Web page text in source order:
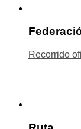
Recorrido